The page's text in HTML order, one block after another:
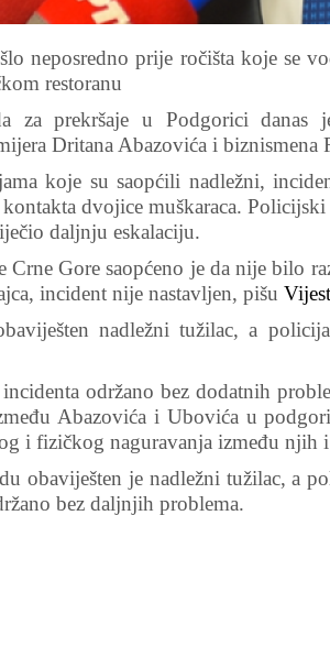
neposredno prije ročišta koje se
restoranu
za prekršaje u Podgorici danas
Dritana Abazovića i biznismena
koje su saopćili nadležni,
dvojice muškaraca.
daljnju eskalaciju.
Crne Gore saopćeno je da nije bilo
incident nije nastavljen, pišu
nadležni tužilac, a
održano bez dodatnih
Abazovića i Ubovića u
i fizičkog naguravanja između njih
obaviješten je nadležni tužilac, a
bez daljnjih problema.